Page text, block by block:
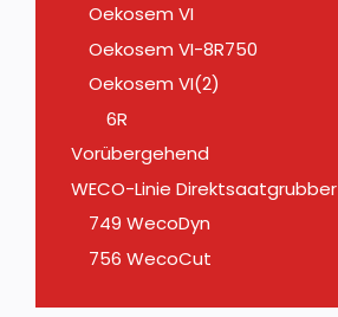
Oekosem VI
Oekosem VI-8R750
Oekosem VI(2)
6R
Vorübergehend
WECO-Linie Direktsaatgrubber
749 WecoDyn
756 WecoCut